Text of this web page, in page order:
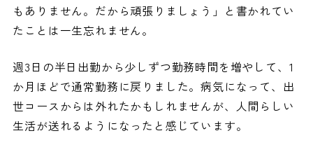
もありません。だから頑張りましょう」と書かれてい
たことは一生忘れません。
週3日の半日出勤から少しずつ勤務時間を増やして、1
か月ほどで通常勤務に戻りました。病気になって、出
世コースからは外れたかもしれませんが、人間らしい
生活が送れるようになったと感じています。